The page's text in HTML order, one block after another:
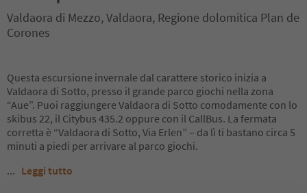
Valdaora di Mezzo, Valdaora, Regione dolomitica Plan de
Corones
Questa escursione invernale dal carattere storico inizia a
Valdaora di Sotto, presso il grande parco giochi nella zona
“Aue”. Puoi raggiungere Valdaora di Sotto comodamente con lo
skibus 22, il Citybus 435.2 oppure con il CallBus. La fermata
corretta è “Valdaora di Sotto, Via Erlen” – da lì ti bastano circa 5
minuti a piedi per arrivare al parco giochi.
... Leggi tutto